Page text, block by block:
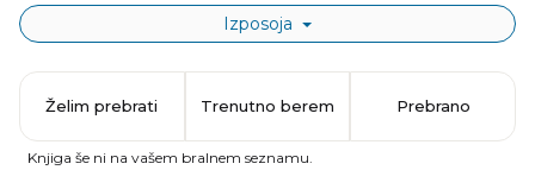
Izposoja
Želim prebrati Trenutno berem Prebrano
Knjiga še ni na vašem bralnem seznamu.